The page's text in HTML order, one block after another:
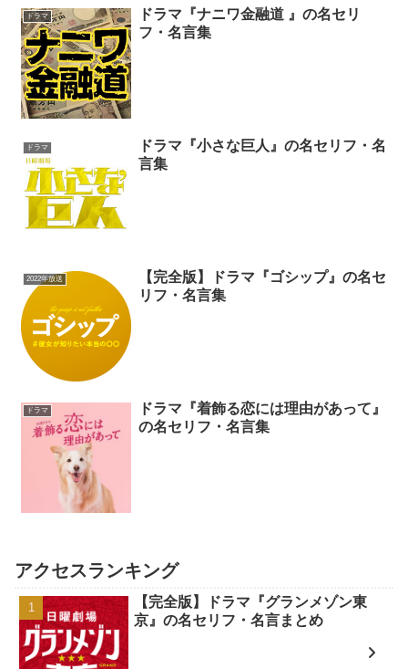
ドラマ
ドラマ『ナニワ金融道 』の名セリ
フ・名言集
ドラマ
ドラマ『小さな巨人』の名セリフ・名
言集
2022年放送
【完全版】ドラマ『ゴシップ』の名セ
リフ・名言集
ドラマ
ドラマ『着飾る恋には理由があって』
の名セリフ・名言集
アクセスランキング
【完全版】ドラマ『グランメゾン東
京』の名セリフ・名言まとめ